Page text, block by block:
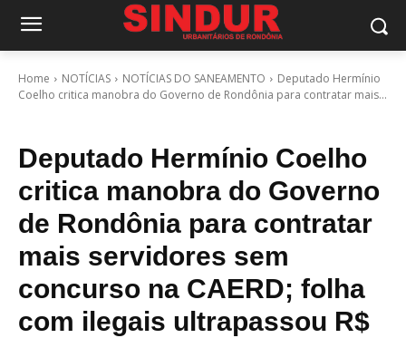
Home NOTÍCIAS NOTÍCIAS DO SANEAMENTO
Deputado Hermínio
Coelho critica manobra do Governo de Rondônia para contratar mais...
Deputado Hermínio Coelho
critica manobra do Governo
de Rondônia para contratar
mais servidores sem
concurso na CAERD; folha
com ilegais ultrapassou R$